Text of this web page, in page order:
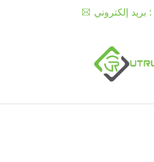
بريد إلكتروني :